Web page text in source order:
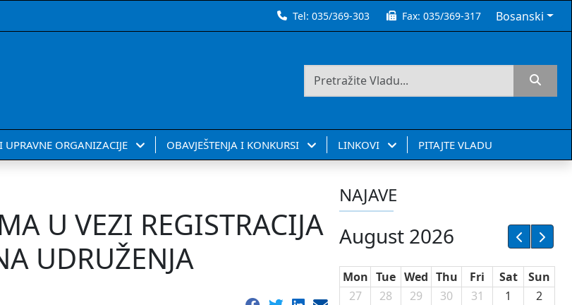
Tel:035/369-303 Fax:035/369-317 Bosanski
UPRAVNE ORGANIZACIJE OBAVJEŠTENJA I KONKURSI LINKOVI PITAJTE VLADU
U VEZI REGISTRACIJA
UDRUŽENJA
NAJAVE
August 2026
Mon Tue Wed Thu Fri Sat
Sun
27
28 29 30 31 1 2